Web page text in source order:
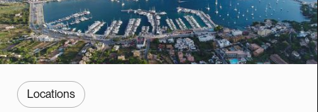
Locations